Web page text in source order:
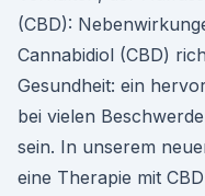
(CBD):
Cannabidiol (CBD)
Gesundheit: ein
bei vielen
sein. In unserem
eine Therapie mit